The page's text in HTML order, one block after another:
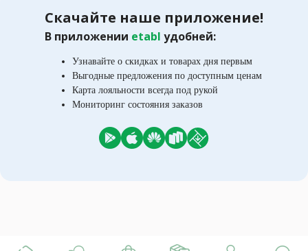
Скачайте наше приложение!
В приложении etabl удобней:
Узнавайте о скидках и товарах дня первым
Выгодные предложения по доступным ценам
Карта лояльности всегда под рукой
Мониторинг состояния заказов